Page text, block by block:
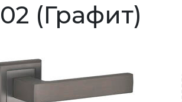
(Графит)